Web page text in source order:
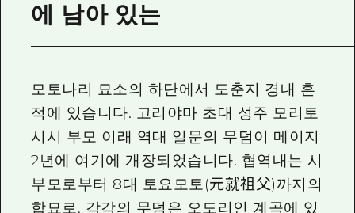
관광 안내 책자
에 남아 있는
모토나리 묘소의 하단에서 도춘지 경내 흔
적에 있습니다. 고리야마 초대 성주 모리토
시시 부모 이래 역대 일문의 무덤이 메이지
2년에 여기에 개장되었습니다. 협역내는 시
부모로부터 8대 토요모토(元就祖父)까지의
합묘로, 각각의 무덤은 오도리인 계곡에 있